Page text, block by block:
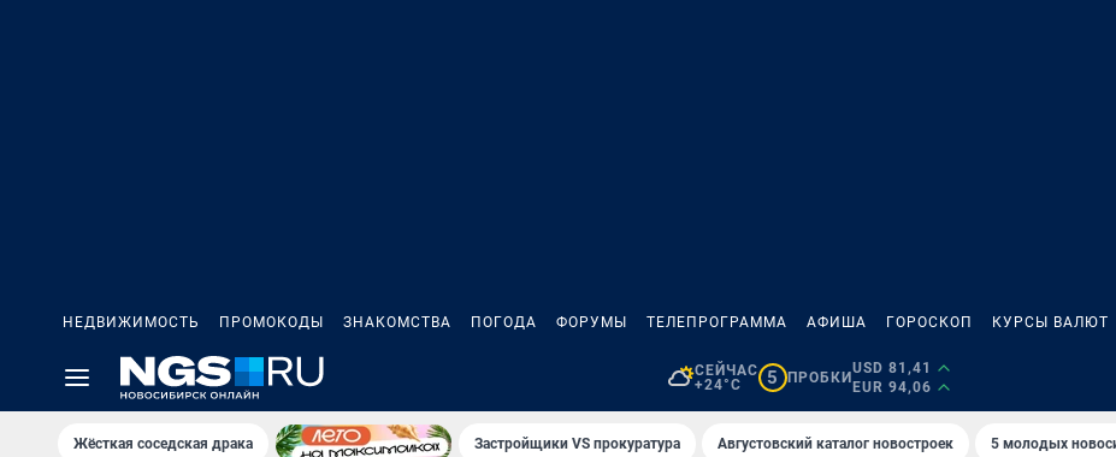
НЕДВИЖИМОСТЬ ПРОМОКОДЫ ЗНАКОМСТВА ПОГОДА ФОРУМЫ ТЕЛЕПРОГРАММА АФИША ГОРОСКОП КУРСЫ ВАЛЮТ
СЕЙЧАС
+24°C
5 ПРОБКИ
USD 81,41
EUR 94,06
Жёсткая соседская драка Застройщики VS прокуратура Августовский каталог новостроек 5 молодых